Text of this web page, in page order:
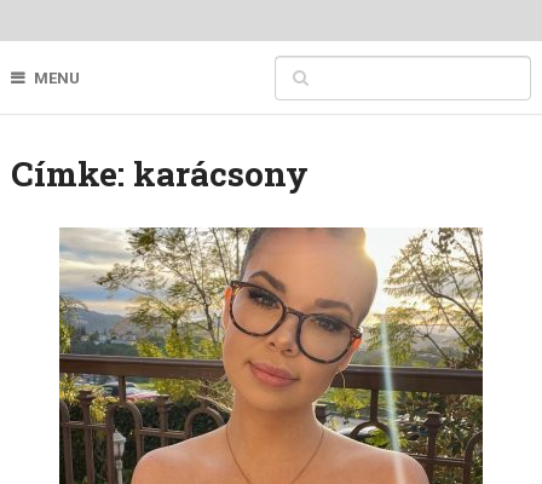
MENU
Címke: karácsony